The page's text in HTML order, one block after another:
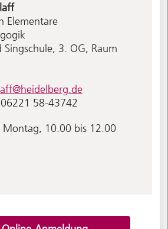
Elementare
3. OG, Raum
06221 58-43742
Montag, 10.00 bis 12.00